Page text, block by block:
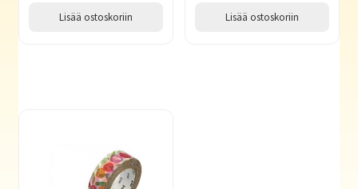
Lisää ostoskoriin Lisää ostoskoriin